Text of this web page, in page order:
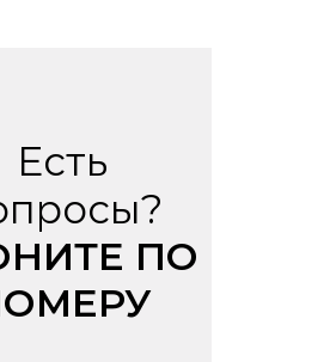
Есть
ПО